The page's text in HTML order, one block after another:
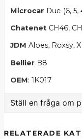
Microcar Due (6, 5,
Chatenet CH46,
JDM Aloes, Roxsy,
Bellier B8
OEM: 1K017
Ställ en fråga om
Fråga oss om
RELATERADE